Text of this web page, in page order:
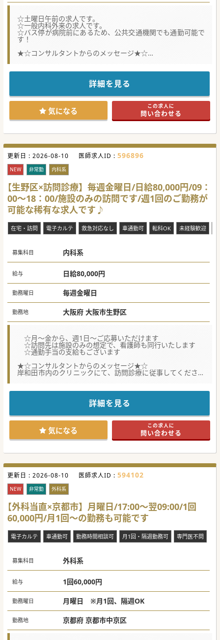
☆土曜日午前の求人です。
☆一般内科外来の求人です。
☆バス停が病院前にあるため、公共交通機関でも通勤可能で
す！
★☆コンサルタントからのメッセージ★☆
内科外来が可能でしたら専門は問いません。
交通費も別途支給されます♪詳細を見る
気になる この求人に
問い合わせる
更新日 : 2026-08-10 医師求人ID : 596896
NEW 非常勤 内科系
【生野区×訪問診療】毎週金曜日/日給80,000円/09：
00～18：00/施設のみの訪問です/週1回のご勤務が
可能な稀有な求人です♪
在宅・訪問 電子カルテ 救急対応なし 車通勤可 転科OK 未経験歓迎
募集科目 内科系
給与 日給80,000円
勤務曜日 毎週金曜日
勤務地 大阪府 大阪市生野区
☆月～金から、週1日～ご応募いただけます
☆訪問先は施設のみの想定で、看護師も同行いたします
☆通勤手当の支給もございます
★☆コンサルタントからのメッセージ★☆
岸和田市内のクリニックにて、訪問診療に従事してくださる
先生を募集しております。
週）の相談は可能です。
内科対応が可能で、施設の入所者に優しく接してくださる先
生であればご専門は問いません。
ご興味がおありの先生は気軽にお問い合わせください。
詳細を見る
気になる この求人に
問い合わせる
更新日 : 2026-08-10 医師求人ID : 594102
NEW 非常勤 外科系
【外科当直×京都市】月曜日/17:00～翌09:00/1回
60,000円/月1回～の勤務も可能です
電子カルテ 車通勤可 勤務時間相談可 月1回・隔週勤務可 専門医不問
募集科目 外科系
給与 1回60,000円
勤務曜日 月曜日 ※月1回、隔週OK
勤務地 京都府 京都市中京区